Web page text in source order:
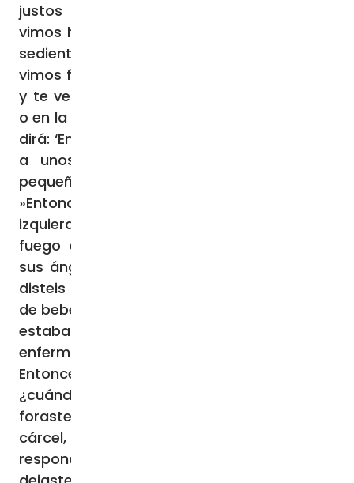
justos le responderán: ‘Señor, ¿cuándo te
vimos hambriento, y te dimos de comer; o
sediento, y te dimos de beber? ¿Cuándo te
vimos forastero, y te acogimos; o desnudo,
y te vestimos? ¿Cuándo te vimos enfermo
o en la cárcel, y fuimos a verte?’. Y el Rey les
dirá: ‘En verdad os digo que cuanto hicisteis
a unos de estos hermanos míos más
pequeños, a mí me lo hicisteis’.
»Entonces dirá también a los de su
izquierda: ‘Apartaos de mí, malditos, al
fuego eterno preparado para el Diablo y
sus ángeles. Porque tuve hambre, y no me
disteis de comer; tuve sed, y no me disteis
de beber; era forastero, y no me acogisteis;
estaba desnudo, y no me vestisteis;
enfermo y en la cárcel, y no me visitasteis’.
Entonces dirán también éstos: ‘Señor,
¿cuándo te vimos hambriento o sediento o
forastero o desnudo o enfermo o en la
cárcel, y no te asistimos?’. Y él entonces les
responderá: ‘En verdad os digo que cuanto